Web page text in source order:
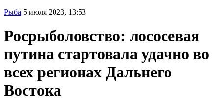
Рыба 5 июля 2023, 13:53
Росрыболовство: лососевая
путина стартовала удачно во
всех регионах Дальнего
Востока